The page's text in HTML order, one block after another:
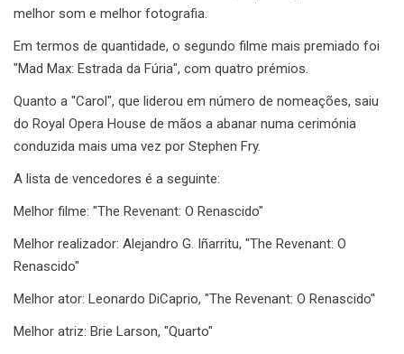
melhor som e melhor fotografia.
Em termos de quantidade, o segundo filme mais premiado foi
"Mad Max: Estrada da Fúria", com quatro prémios.
Quanto a "Carol", que liderou em número de nomeações, saiu
do Royal Opera House de mãos a abanar numa cerimónia
conduzida mais uma vez por Stephen Fry.
A lista de vencedores é a seguinte:
Melhor filme: "The Revenant: O Renascido"
Melhor realizador: Alejandro G. Iñarritu, "The Revenant: O
Renascido"
Melhor ator: Leonardo DiCaprio, "The Revenant: O Renascido"
Melhor atriz: Brie Larson, "Quarto"